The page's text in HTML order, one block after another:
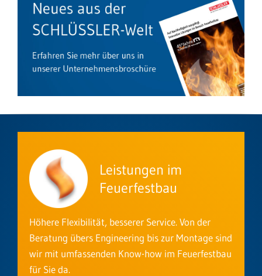
Leistungen im
Feuerfestbau
Höhere Flexibilität, besserer Service. Von der
Beratung übers Engineering bis zur Montage sind
wir mit umfassenden Know-how im Feuerfestbau
für Sie da.